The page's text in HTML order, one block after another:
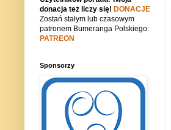
donacja też liczy się! DONACJE
Zostań stałym lub czasowym
patronem Bumeranga Polskiego:
PATREON
Sponsorzy